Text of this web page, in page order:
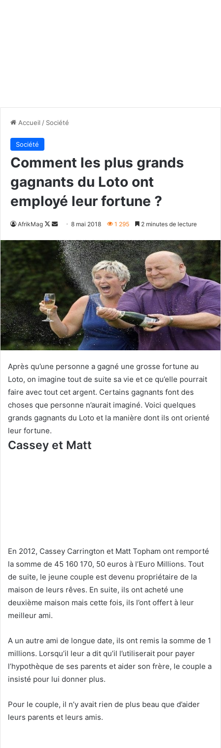
Accueil / Société
Société
Comment les plus grands
gagnants du Loto ont
employé leur fortune ?
AfrikMag
Follow
Envoyer
courriel
8 mai 2018 1 295 2 minutes de lecture
Après qu’une personne a gagné une grosse fortune au
Loto, on imagine tout de suite sa vie et ce qu’elle pourrait
faire avec tout cet argent. Certains gagnants font des
choses que personne n’aurait imaginé. Voici quelques
grands gagnants du Loto et la manière dont ils ont orienté
leur fortune.
Cassey et Matt
En 2012, Cassey Carrington et Matt Topham ont remporté
la somme de 45 160 170, 50 euros à l’Euro Millions. Tout
de suite, le jeune couple est devenu propriétaire de la
maison de leurs rêves. En suite, ils ont acheté une
deuxième maison mais cette fois, ils l’ont offert à leur
meilleur ami.
A un autre ami de longue date, ils ont remis la somme de 1
millions. Lorsqu’il leur a dit qu’il l’utiliserait pour payer
l’hypothèque de ses parents et aider son frère, le couple a
insisté pour lui donner plus.
Pour le couple, il n’y avait rien de plus beau que d’aider
leurs parents et leurs amis.